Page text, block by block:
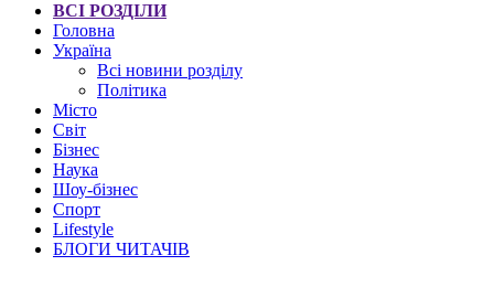
ВСІ РОЗДІЛИ
Головна
Україна
Всі новини розділу
Політика
Місто
Світ
Бізнес
Наука
Шоу-бізнес
Спорт
Lifestyle
БЛОГИ ЧИТАЧІВ